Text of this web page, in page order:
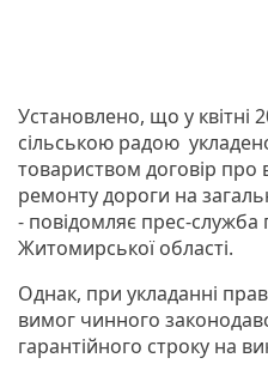
Установлено, що у квітні
сільською радою
товариством договір про
ремонту дороги на
- повідомляє прес-служба
Житомирської області.
Однак, при укладанні
вимог чинного
гарантійного строку на